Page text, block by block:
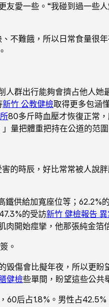
愛一些。“我碰到過一些
不難餓，所以日常食量很
群出行能夠會擠占他人
新竹 公教健檢取得更多包涵
80多斤時血壓才恢復正常
量把體重把持在公道的范圍
的時辰，好比常常被人說
供給加寬座位等；62.2%
的受訪新竹 健檢報告 異
開始痙攣，他那張純金箔
。
傷會比擬年夜，所以更
健檢些單間，盼望這些公共
60后占1.8%。男性占42.5%